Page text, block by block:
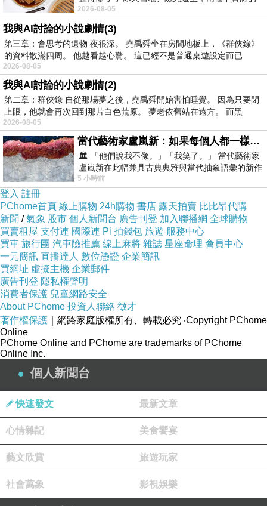
人尋什麼寶？ 人家追尋愛情還
2026-08-05
我與AI討論的小說劇情(3)
第三章：會思考的遺物 夜很深。 堯禹舜坐在房間地板上，《群俠錄》
的資料散滿四周。 他越看越心驚。 這已經不是普通桌遊設定而已
2026-08-05
我與AI討論的小說劇情(2)
第二章：群俠錄 自從那場夢之後，堯禹舜開始害怕睡覺。 因為只要閉
上眼，他就會再次回到那片白色荒原。 夢老依舊站在遠方。 而黑
2026-08-05
當代藝術家盧嵐新：如果每個人都一樣，這世界該有多無聊？
🏛️ 「他們說我不像。」「我笑了。」 當代藝術家
盧嵐新在此幅兼具古典典雅與當代抽象語彙的新作
中，以沈靜的藍色空間為背景，描繪了
5 小時前
登入 註冊
PChome首頁 線上購物 24h購物 書店 露天拍賣 比比昂代購
新聞 /氣象 股市 個人新聞台 廣告刊登 加入聯播網 全球購物
買賣租屋 支付連 國際連 Pi 拍錢包 旅遊 服務中心
買車 旅行團 汽車險推薦 線上麻將 雜誌 星座命理 會員中心
一元簡訊 直播達人 數位憑證 企業簡訊
買網址 虛擬主機 企業郵件
廣告刊登 隱私權聲明
消費者保護 兒童網路安全
About PChome 投資人聯絡 徵才
著作權保護 ｜網路家庭版權所有、轉載必究 ‧Copyright PChome
Online
PChome Online and PChome are trademarks of PChome
Online Inc.
個人新聞台
快速發文 最新文章
心情雜記 美食饗宴
藝文欣賞 旅遊玩家
社會萬象 影視娛樂